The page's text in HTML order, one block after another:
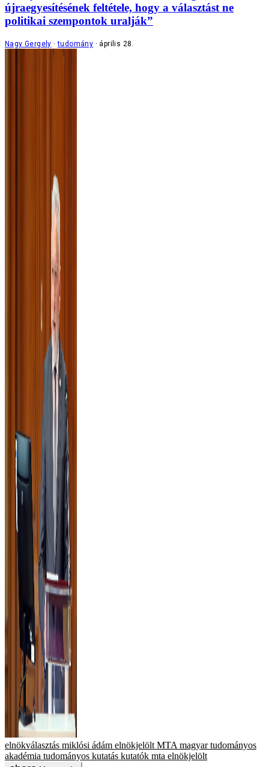
újraegyesítésének feltétele, hogy a választást ne
politikai szempontok uralják”
Nagy Gergely tudomány április 28.
elnökválasztás miklósi ádám elnökjelölt MTA magyar tudományos
akadémia tudományos kutatás kutatók mta elnökjelölt